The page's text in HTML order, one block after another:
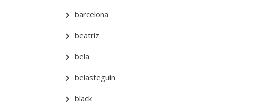
barcelona
beatriz
bela
belasteguin
black